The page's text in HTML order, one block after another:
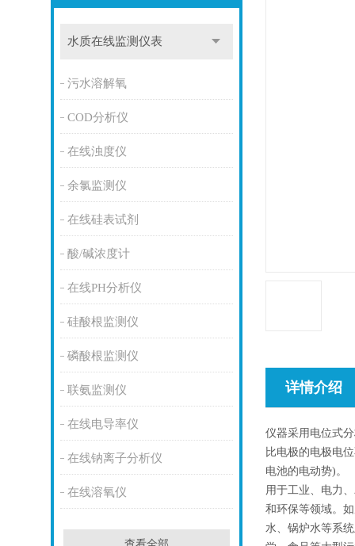
水质在线监测仪表
污水溶解氧
COD分析仪
在线浊度仪
余氯监测仪
在线硅表试剂
酸/碱浓度计
在线PH分析仪
硅酸根监测仪
磷酸根监测仪
联氨监测仪
在线电导率仪
在线钠离子分析仪
在线溶氧仪
详情介绍
仪器采用电位式
比电极的电极电
电池的电动势)。
用于工业、电力
和环保等领域。
水、锅炉水等系